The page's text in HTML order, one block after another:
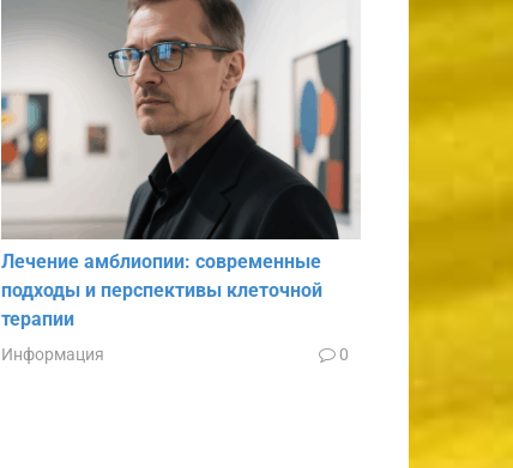
Лечение амблиопии: современные
подходы и перспективы клеточной
терапии
Информация 0